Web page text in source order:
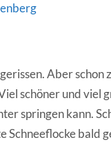
Aber schon
schöner und viel
springen kann.
Schneeflocke bald